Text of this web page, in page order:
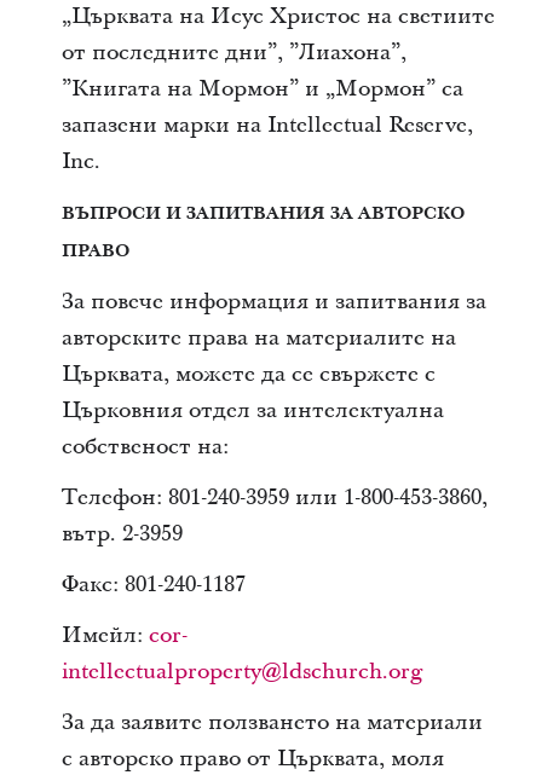
„Църквата на Исус Христос на светиите
от последните дни”, ”Лиахона”,
”Книгата на Мормон” и „Мормон” са
запазени марки на Intellectual Reserve,
Inc.
ВЪПРОСИ И ЗАПИТВАНИЯ ЗА АВТОРСКО
ПРАВО
За повече информация и запитвания за
авторските права на материалите на
Църквата, можете да се свържете с
Църковния отдел за интелектуална
собственост на:
Телефон: 801-240-3959 или 1-800-453-3860,
вътр. 2-3959
Факс: 801-240-1187
Имейл: cor-
intellectualproperty@ldschurch.org
За да заявите ползването на материали
с авторско право от Църквата, моля